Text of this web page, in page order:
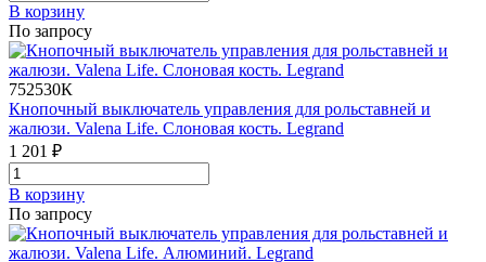
В корзинy
По запросу
752530К
Кнопочный выключатель управления для рольставней и
жалюзи. Valena Life. Слоновая кость. Legrand
1 201 ₽
В корзинy
По запросу